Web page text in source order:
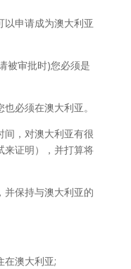
以申请成为澳大利亚
被审批时)您必须是
必须在澳大利亚。
间，对澳大利亚有很
来证明），并打算将
并保持与澳大利亚的
在澳大利亚;